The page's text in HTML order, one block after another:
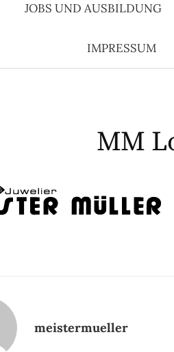
JOBS UND AUSBILDUNG
IMPRESSUM
MM
meistermueller